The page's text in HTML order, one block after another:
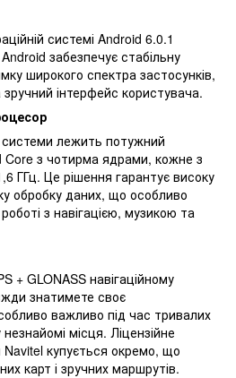
системі Android 6.0.1
забезпечує стабільну
широкого спектра застосунків,
інтерфейс користувача.
системи лежить потужний
Core з чотирма ядрами, кожне з
ГГц. Це рішення гарантує високу
обробку даних, що особливо
з навігацією, музикою та
+ GLONASS навігаційному
знатимете своє
важливо під час тривалих
місця. Ліцензійне
купується окремо, що
карт і зручних маршрутів.